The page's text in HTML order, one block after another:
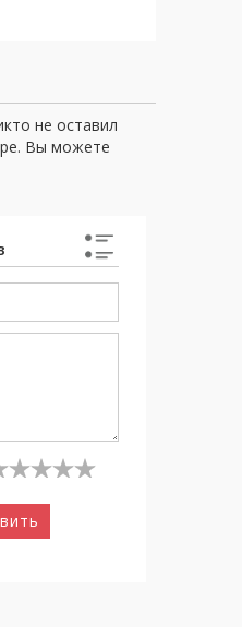
не оставил
Вы можете